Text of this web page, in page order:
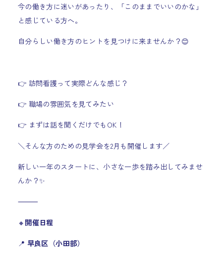
今の働き方に迷いがあったり、「このままでいいのかな」
と感じている方へ。
自分らしい働き方のヒントを見つけに来ませんか？😊
👉 訪問看護って実際どんな感じ？
👉 職場の雰囲気を見てみたい
👉 まずは話を聞くだけでもOK！
＼そんな方のための見学会を2月も開催します／
新しい一年のスタートに、小さな一歩を踏み出してみませ
んか？✨
⸻
🔸開催日程
📍 早良区（小田部）